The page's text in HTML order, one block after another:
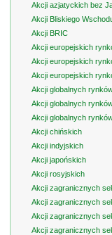
Akcji azjatyckich bez
Akcji Bliskiego
Akcji BRIC
Akcji europejskich
Akcji europejskich
Akcji europejskich
Akcji globalnych
Akcji globalnych
Akcji globalnych
Akcji chińskich
Akcji indyjskich
Akcji japońskich
Akcji rosyjskich
Akcji zagranicznych
Akcji zagranicznych
Akcji zagranicznych
Akcji zagranicznych